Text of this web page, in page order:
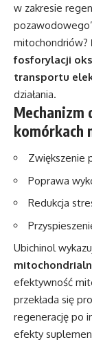
w zakresie
mitochondriów?
fosforylacji
transportu
działania.
Mechanizm
komórkach
Zwiększenie
Poprawa
Redukcja
Ubichinol
efektywność
przekłada się
regenerację po
efekty